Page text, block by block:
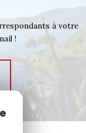
à votre
!